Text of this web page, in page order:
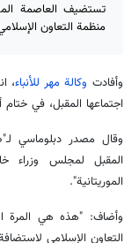
تستضيف العاصمة
منظمة التعاون
وأفادت وكالة مهر للأنباء،
اجتماعها المقبل، في ختام أعمال الدورة الـ48
وقال مصدر دبلوماسي
المقبل لمجلس وزراء
الموريتانية".
وأضاف: "هذه هي المرة
التعاون الإسلامي